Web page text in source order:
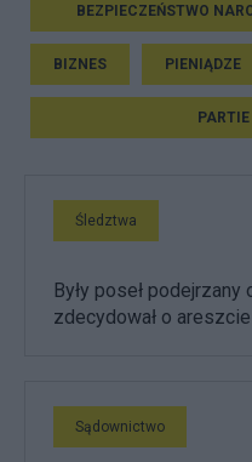
BEZPIECZEŃSTWO
BIZNES PIENIĄDZE
Śledztwa
Były poseł
zdecydował o areszcie
Sądownictwo